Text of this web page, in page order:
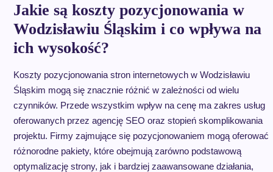
Jakie są koszty pozycjonowania w
Wodzisławiu Śląskim i co wpływa na
ich wysokość?
Koszty pozycjonowania stron internetowych w Wodzisławiu
Śląskim mogą się znacznie różnić w zależności od wielu
czynników. Przede wszystkim wpływ na cenę ma zakres usług
oferowanych przez agencję SEO oraz stopień skomplikowania
projektu. Firmy zajmujące się pozycjonowaniem mogą oferować
różnorodne pakiety, które obejmują zarówno podstawową
optymalizację strony, jak i bardziej zaawansowane działania,